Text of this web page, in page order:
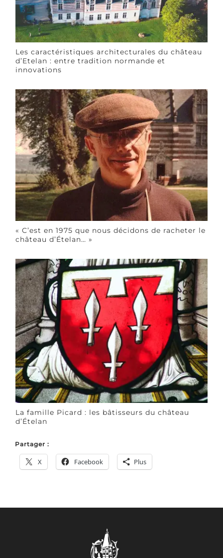
Les caractéristiques architecturales du château
d’Etelan : entre tradition normande et
innovations
« C’est en 1975 que nous décidons de racheter le
château d’Ételan… »
La famille Picard : les bâtisseurs du château
d’Ételan
Partager :
X Facebook Plus